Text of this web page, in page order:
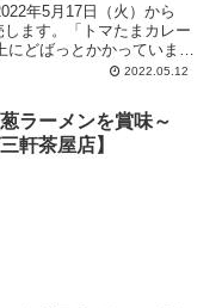
年5月17日（火）から
ます。「トマたまカレー
にどばっとかかっていま
ひと口ごはん」が付いてい
2022.05.12
ラーメンを賞味～
軒茶屋店】